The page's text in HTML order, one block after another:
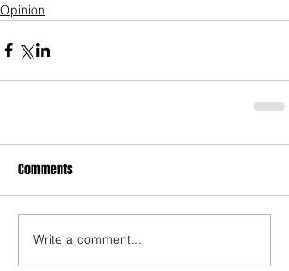
Opinion
Comments
Write a comment...